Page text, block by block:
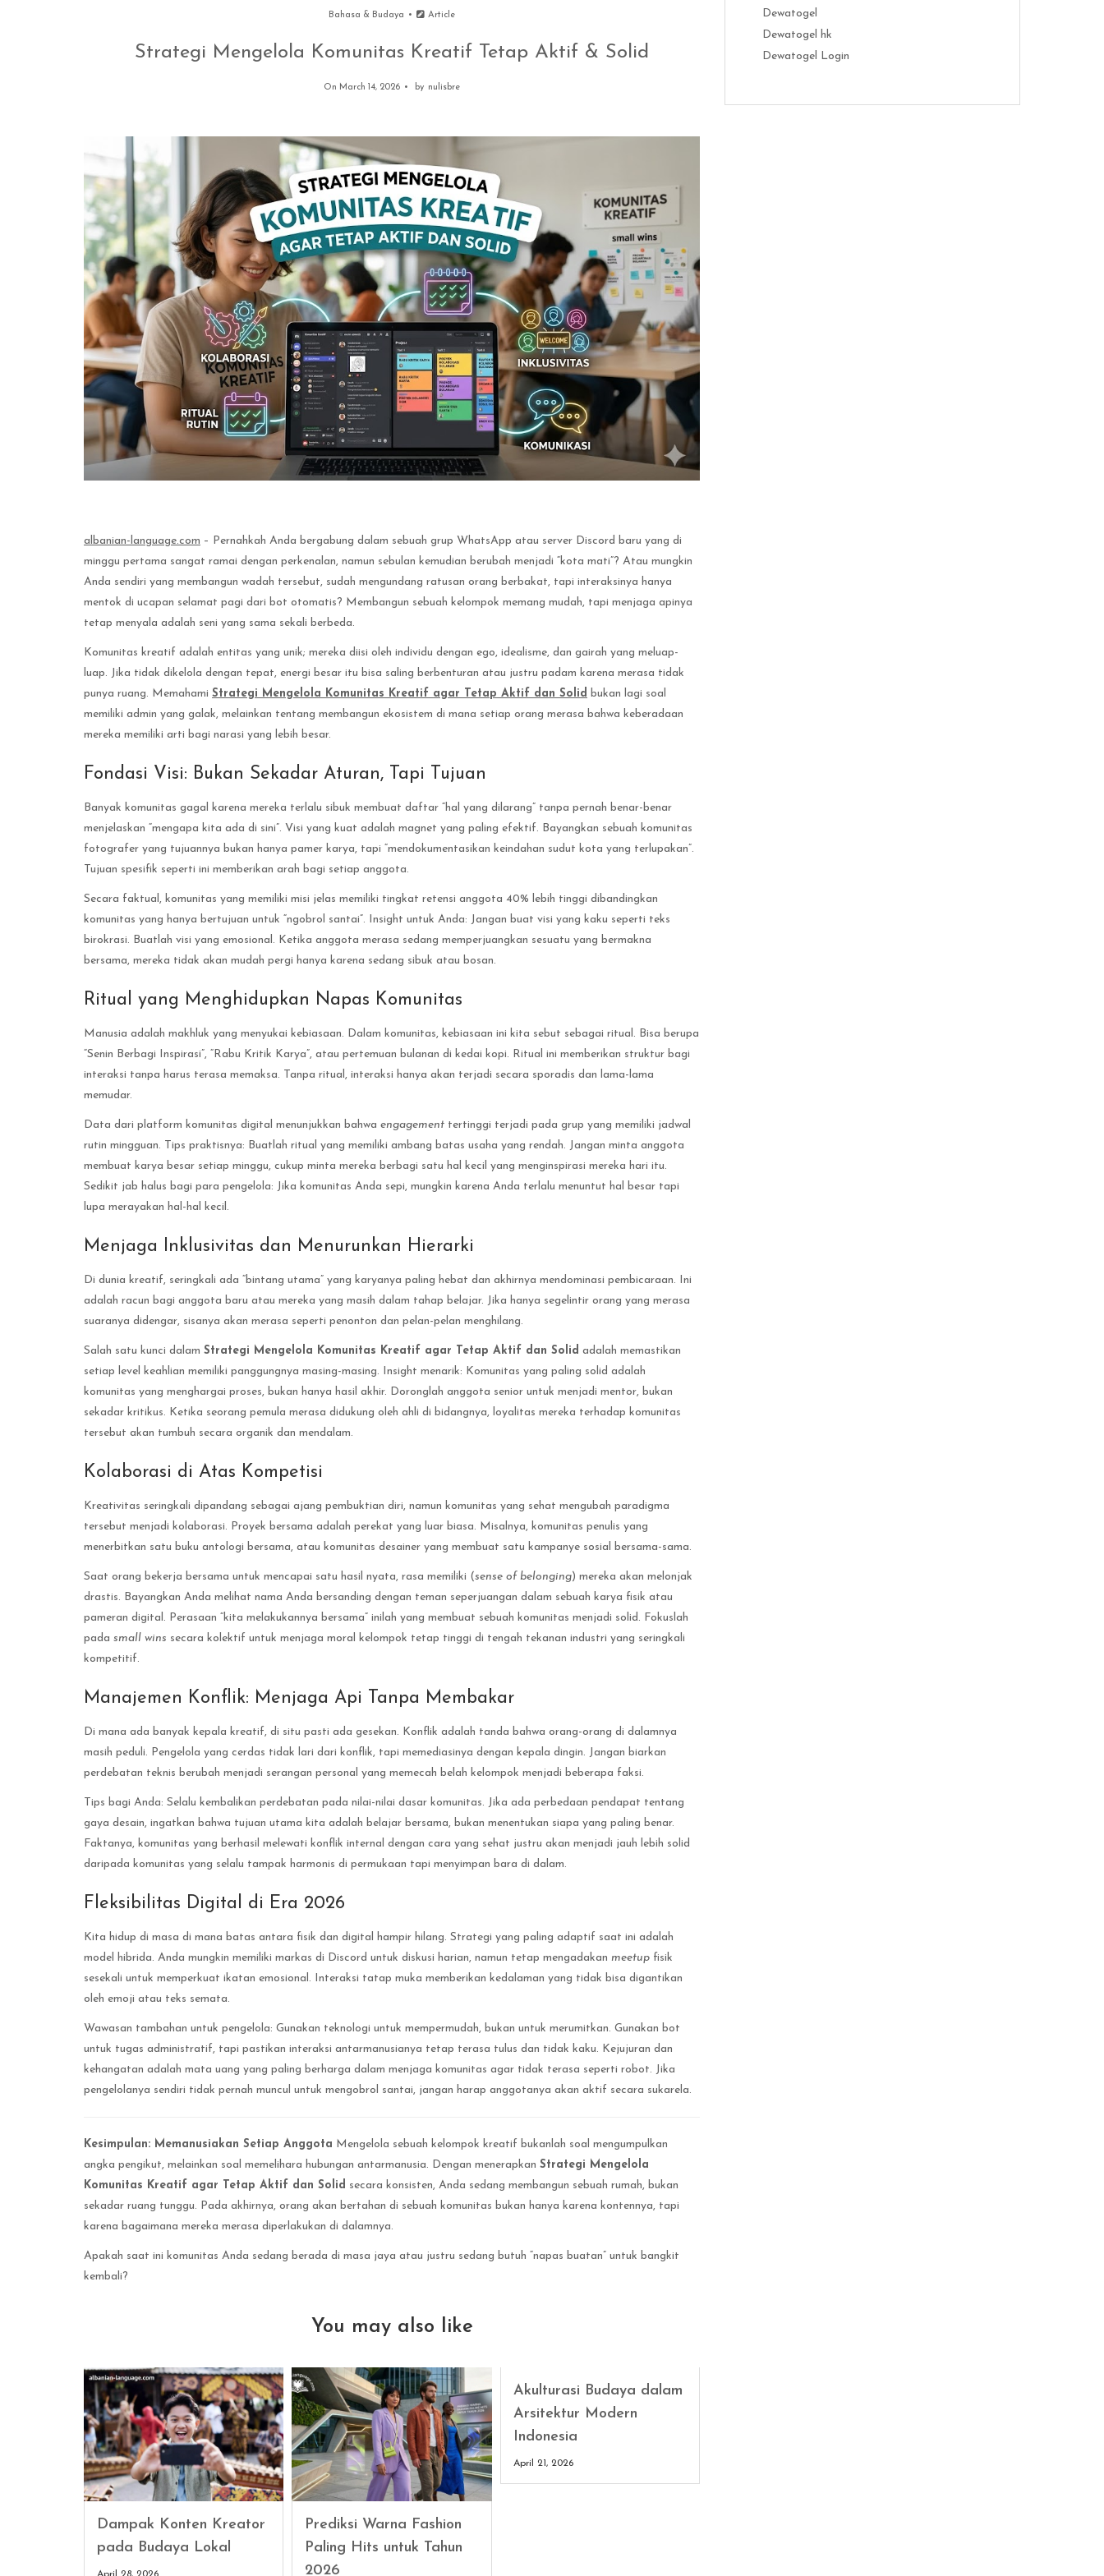
Bahasa & Budaya Article
Strategi Mengelola Komunitas Kreatif Tetap Aktif & Solid
On March 14, 2026 by nulisbre
albanian-language.com – Pernahkah Anda bergabung dalam sebuah grup WhatsApp atau server Discord baru yang di
minggu pertama sangat ramai dengan perkenalan, namun sebulan kemudian berubah menjadi “kota mati”? Atau mungkin
Anda sendiri yang membangun wadah tersebut, sudah mengundang ratusan orang berbakat, tapi interaksinya hanya
mentok di ucapan selamat pagi dari bot otomatis? Membangun sebuah kelompok memang mudah, tapi menjaga apinya
tetap menyala adalah seni yang sama sekali berbeda.
Komunitas kreatif adalah entitas yang unik; mereka diisi oleh individu dengan ego, idealisme, dan gairah yang meluap-
luap. Jika tidak dikelola dengan tepat, energi besar itu bisa saling berbenturan atau justru padam karena merasa tidak
punya ruang. Memahami Strategi Mengelola Komunitas Kreatif agar Tetap Aktif dan Solid bukan lagi soal
memiliki admin yang galak, melainkan tentang membangun ekosistem di mana setiap orang merasa bahwa keberadaan
mereka memiliki arti bagi narasi yang lebih besar.
Fondasi Visi: Bukan Sekadar Aturan, Tapi Tujuan
Banyak komunitas gagal karena mereka terlalu sibuk membuat daftar “hal yang dilarang” tanpa pernah benar-benar
menjelaskan “mengapa kita ada di sini”. Visi yang kuat adalah magnet yang paling efektif. Bayangkan sebuah komunitas
fotografer yang tujuannya bukan hanya pamer karya, tapi “mendokumentasikan keindahan sudut kota yang terlupakan”.
Tujuan spesifik seperti ini memberikan arah bagi setiap anggota.
Secara faktual, komunitas yang memiliki misi jelas memiliki tingkat retensi anggota 40% lebih tinggi dibandingkan
komunitas yang hanya bertujuan untuk “ngobrol santai”. Insight untuk Anda: Jangan buat visi yang kaku seperti teks
birokrasi. Buatlah visi yang emosional. Ketika anggota merasa sedang memperjuangkan sesuatu yang bermakna
bersama, mereka tidak akan mudah pergi hanya karena sedang sibuk atau bosan.
Ritual yang Menghidupkan Napas Komunitas
Manusia adalah makhluk yang menyukai kebiasaan. Dalam komunitas, kebiasaan ini kita sebut sebagai ritual. Bisa berupa
“Senin Berbagi Inspirasi”, “Rabu Kritik Karya”, atau pertemuan bulanan di kedai kopi. Ritual ini memberikan struktur bagi
interaksi tanpa harus terasa memaksa. Tanpa ritual, interaksi hanya akan terjadi secara sporadis dan lama-lama
memudar.
Data dari platform komunitas digital menunjukkan bahwa engagement tertinggi terjadi pada grup yang memiliki jadwal
rutin mingguan. Tips praktisnya: Buatlah ritual yang memiliki ambang batas usaha yang rendah. Jangan minta anggota
membuat karya besar setiap minggu, cukup minta mereka berbagi satu hal kecil yang menginspirasi mereka hari itu.
Sedikit jab halus bagi para pengelola: Jika komunitas Anda sepi, mungkin karena Anda terlalu menuntut hal besar tapi
lupa merayakan hal-hal kecil.
Menjaga Inklusivitas dan Menurunkan Hierarki
Di dunia kreatif, seringkali ada “bintang utama” yang karyanya paling hebat dan akhirnya mendominasi pembicaraan. Ini
adalah racun bagi anggota baru atau mereka yang masih dalam tahap belajar. Jika hanya segelintir orang yang merasa
suaranya didengar, sisanya akan merasa seperti penonton dan pelan-pelan menghilang.
Salah satu kunci dalam Strategi Mengelola Komunitas Kreatif agar Tetap Aktif dan Solid adalah memastikan
setiap level keahlian memiliki panggungnya masing-masing. Insight menarik: Komunitas yang paling solid adalah
komunitas yang menghargai proses, bukan hanya hasil akhir. Doronglah anggota senior untuk menjadi mentor, bukan
sekadar kritikus. Ketika seorang pemula merasa didukung oleh ahli di bidangnya, loyalitas mereka terhadap komunitas
tersebut akan tumbuh secara organik dan mendalam.
Kolaborasi di Atas Kompetisi
Kreativitas seringkali dipandang sebagai ajang pembuktian diri, namun komunitas yang sehat mengubah paradigma
tersebut menjadi kolaborasi. Proyek bersama adalah perekat yang luar biasa. Misalnya, komunitas penulis yang
menerbitkan satu buku antologi bersama, atau komunitas desainer yang membuat satu kampanye sosial bersama-sama.
Saat orang bekerja bersama untuk mencapai satu hasil nyata, rasa memiliki (sense of belonging) mereka akan melonjak
drastis. Bayangkan Anda melihat nama Anda bersanding dengan teman seperjuangan dalam sebuah karya fisik atau
pameran digital. Perasaan “kita melakukannya bersama” inilah yang membuat sebuah komunitas menjadi solid. Fokuslah
pada small wins secara kolektif untuk menjaga moral kelompok tetap tinggi di tengah tekanan industri yang seringkali
kompetitif.
Manajemen Konflik: Menjaga Api Tanpa Membakar
Di mana ada banyak kepala kreatif, di situ pasti ada gesekan. Konflik adalah tanda bahwa orang-orang di dalamnya
masih peduli. Pengelola yang cerdas tidak lari dari konflik, tapi memediasinya dengan kepala dingin. Jangan biarkan
perdebatan teknis berubah menjadi serangan personal yang memecah belah kelompok menjadi beberapa faksi.
Tips bagi Anda: Selalu kembalikan perdebatan pada nilai-nilai dasar komunitas. Jika ada perbedaan pendapat tentang
gaya desain, ingatkan bahwa tujuan utama kita adalah belajar bersama, bukan menentukan siapa yang paling benar.
Faktanya, komunitas yang berhasil melewati konflik internal dengan cara yang sehat justru akan menjadi jauh lebih solid
daripada komunitas yang selalu tampak harmonis di permukaan tapi menyimpan bara di dalam.
Fleksibilitas Digital di Era 2026
Kita hidup di masa di mana batas antara fisik dan digital hampir hilang. Strategi yang paling adaptif saat ini adalah
model hibrida. Anda mungkin memiliki markas di Discord untuk diskusi harian, namun tetap mengadakan meetup fisik
sesekali untuk memperkuat ikatan emosional. Interaksi tatap muka memberikan kedalaman yang tidak bisa digantikan
oleh emoji atau teks semata.
Wawasan tambahan untuk pengelola: Gunakan teknologi untuk mempermudah, bukan untuk merumitkan. Gunakan bot
untuk tugas administratif, tapi pastikan interaksi antarmanusianya tetap terasa tulus dan tidak kaku. Kejujuran dan
kehangatan adalah mata uang yang paling berharga dalam menjaga komunitas agar tidak terasa seperti robot. Jika
pengelolanya sendiri tidak pernah muncul untuk mengobrol santai, jangan harap anggotanya akan aktif secara sukarela.
Kesimpulan: Memanusiakan Setiap Anggota Mengelola sebuah kelompok kreatif bukanlah soal mengumpulkan
angka pengikut, melainkan soal memelihara hubungan antarmanusia. Dengan menerapkan Strategi Mengelola
Komunitas Kreatif agar Tetap Aktif dan Solid secara konsisten, Anda sedang membangun sebuah rumah, bukan
sekadar ruang tunggu. Pada akhirnya, orang akan bertahan di sebuah komunitas bukan hanya karena kontennya, tapi
karena bagaimana mereka merasa diperlakukan di dalamnya.
Apakah saat ini komunitas Anda sedang berada di masa jaya atau justru sedang butuh “napas buatan” untuk bangkit
kembali?
You may also like
Dampak Konten Kreator
pada Budaya Lokal
April 28, 2026
Prediksi Warna Fashion
Paling Hits untuk Tahun
2026
Akulturasi Budaya dalam
Arsitektur Modern
Indonesia
April 21, 2026
Dewatogel
Dewatogel hk
Dewatogel Login